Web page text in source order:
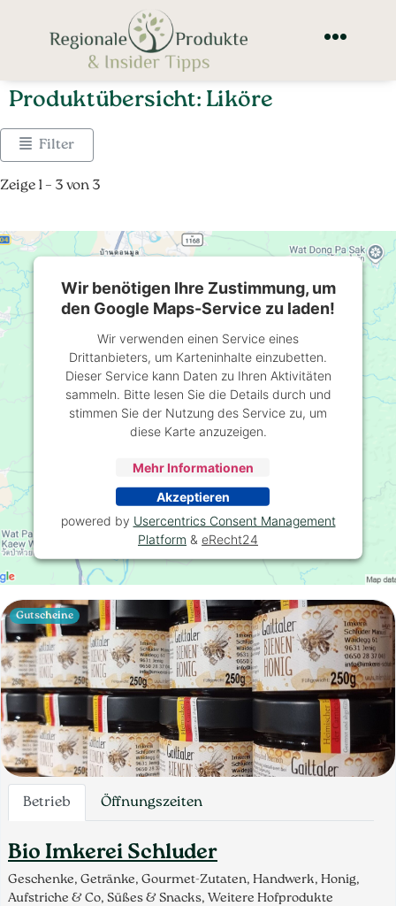
Produktübersicht: Liköre
Filter
Zeige 1 – 3 von 3
Betrieb Öffnungszeiten
Bio Imkerei Schluder
Geschenke, Getränke, Gourmet-Zutaten, Handwerk, Honig,
Aufstriche & Co, Süßes & Snacks, Weitere Hofprodukte
Gutscheine
Wir benötigen Ihre Zustimmung, um
den Google Maps-Service zu laden!
Wir verwenden einen Service eines
Drittanbieters, um Karteninhalte einzubetten.
Dieser Service kann Daten zu Ihren Aktivitäten
sammeln. Bitte lesen Sie die Details durch und
stimmen Sie der Nutzung des Service zu, um
diese Karte anzuzeigen.
Mehr Informationen
Akzeptieren
powered by Usercentrics Consent Management
Platform & eRecht24